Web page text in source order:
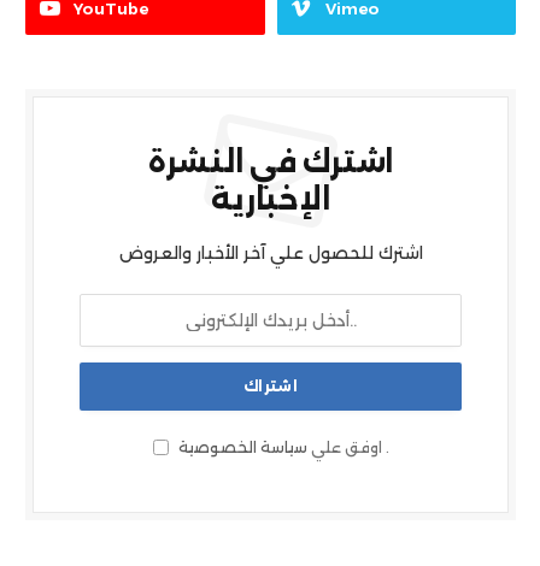
YouTube Vimeo
اشترك في النشرة
الإخبارية
اشترك للحصول علي آخر الأخبار والعروض
اوفق علي سياسة الخصوصية .